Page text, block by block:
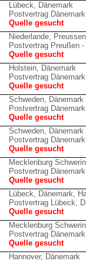
Lübeck, Dänemark
Postvertrag
Quelle gesucht
Niederlande, Preussen
Postvertrag Preußen
Quelle gesucht
Holstein, Dänemark
Postvertrag
Quelle gesucht
Schweden, Dänemark
Postvertrag
Quelle gesucht
Schweden, Dänemark
Postvertrag
Quelle gesucht
Mecklenburg
Postvertrag
Quelle gesucht
Lübeck, Dänemark,
Postvertrag Lübeck,
Quelle gesucht
Mecklenburg
Postvertrag
Quelle gesucht
Hannover, Dänemark